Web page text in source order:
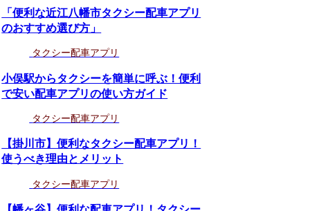
「便利な近江八幡市タクシー配車アプリ
のおすすめ選び方」
タクシー配車アプリ
小俣駅からタクシーを簡単に呼ぶ！便利
で安い配車アプリの使い方ガイド
タクシー配車アプリ
【掛川市】便利なタクシー配車アプリ！
使うべき理由とメリット
タクシー配車アプリ